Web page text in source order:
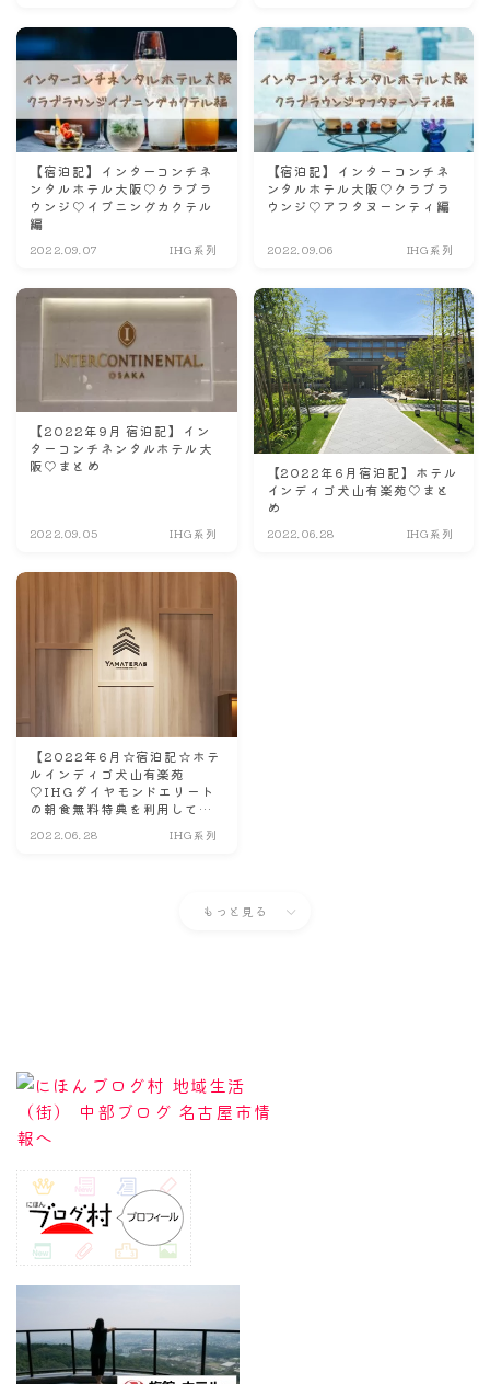
【宿泊記】インターコンチネ
ンタルホテル大阪♡クラブラ
ウンジ♡イブニングカクテル
編
2022.09.07 IHG系列
【宿泊記】インターコンチネ
ンタルホテル大阪♡クラブラ
ウンジ♡アフタヌーンティ編
2022.09.06 IHG系列
【2022年9月 宿泊記】イン
ターコンチネンタルホテル大
阪♡まとめ
2022.09.05 IHG系列
【2022年6月宿泊記】ホテル
インディゴ犬山有楽苑♡まと
め
2022.06.28 IHG系列
【2022年6月☆宿泊記☆ホテ
ルインディゴ犬山有楽苑
♡IHGダイヤモンドエリート
の朝食無料特典を利用してみ
2022.06.28 IHG系列
もっと見る